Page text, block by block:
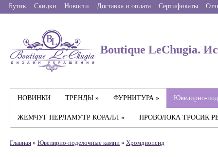
Бутик Скидки Новости Доставка и оплата Сертификаты
Boutique LeChugia.
НОВИНКИ ТРЕНДЫ » ФУРНИТУРА » Ювелирно-
ЖЕМЧУГ ПЕРЛАМУТР КОРАЛЛ » ПРОВОЛОКА ТРОСИК
Главная » Ювелирно-поделочные камни » Хромдиопсид